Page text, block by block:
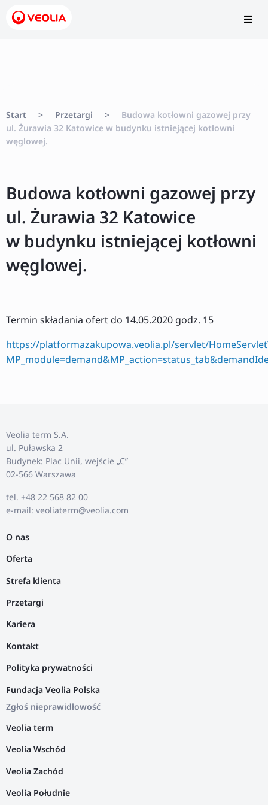
Start > Przetargi >
Budowa kotłowni gazowej przy
ul. Żurawia 32 Katowice w budynku istniejącej kotłowni
węglowej.
Budowa kotłowni gazowej przy
ul. Żurawia 32 Katowice
w budynku istniejącej kotłowni
węglowej.
Termin składania ofert do 14.05.2020 godz. 15
https://platformazakupowa.veolia.pl/servlet/
Veolia term S.A.
ul. Puławska 2
Budynek: Plac Unii, wejście „C”
02-566 Warszawa
tel. +48 22 568 82 00
e-mail: veoliaterm@veolia.com
O nas
Oferta
Strefa klienta
Przetargi
Kariera
Kontakt
Polityka prywatności
Fundacja Veolia Polska
Zgłoś nieprawidłowość
Veolia term
Veolia Wschód
Veolia Zachód
Veolia Południe